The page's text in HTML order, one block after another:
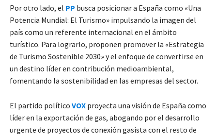
Por otro lado, el PP busca posicionar a España como «Una
Potencia Mundial: El Turismo» impulsando la imagen del
país como un referente internacional en el ámbito
turístico. Para lograrlo, proponen promover la «Estrategia
de Turismo Sostenible 2030» y el enfoque de convertirse en
un destino líder en contribución medioambiental,
fomentando la sostenibilidad en las empresas del sector.
El partido político VOX proyecta una visión de España como
líder en la exportación de gas, abogando por el desarrollo
urgente de proyectos de conexión gasista con el resto de